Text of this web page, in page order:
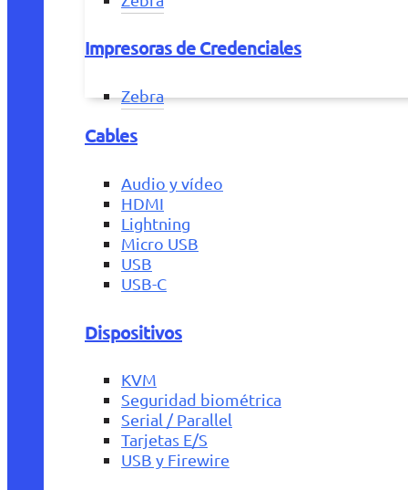
Impresoras de Credenciales
Zebra
Cables
Audio y vídeo
HDMI
Lightning
Micro USB
USB
USB-C
Dispositivos
KVM
Seguridad biométrica
Serial / Parallel
Tarjetas E/S
USB y Firewire